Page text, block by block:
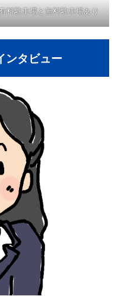
料駐車場と無料駐車場あり
ンタビュー